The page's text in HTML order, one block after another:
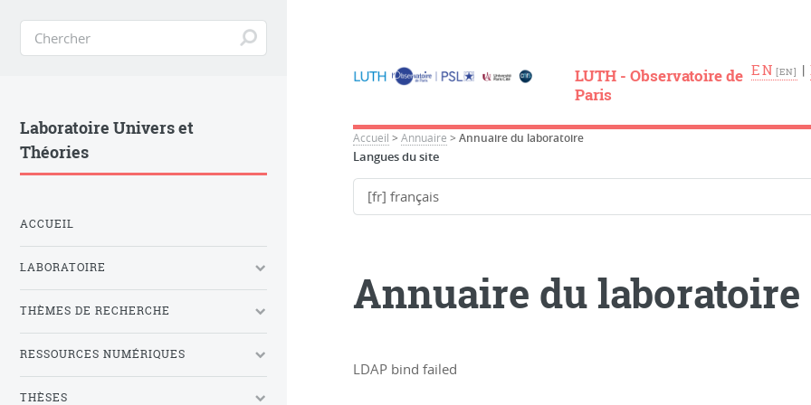
LUTH - Observatoire de
Paris
EN |
Accueil >Annuaire >Annuaire du laboratoire
Langues du site
Annuaire du laboratoire
LDAP bind failed
Laboratoire Univers et
Théories
ACCUEIL
LABORATOIRE
THÈMES DE RECHERCHE
RESSOURCES NUMÉRIQUES
THÈSES